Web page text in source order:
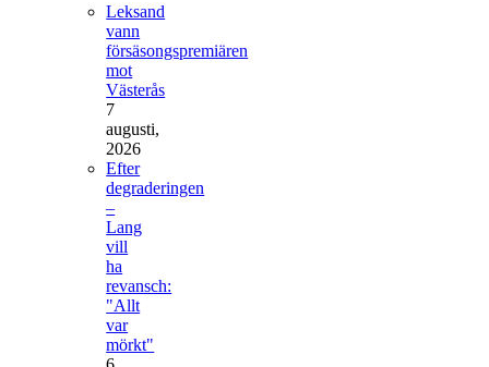
Leksand
vann
försäsongspremiären
mot
Västerås
7
augusti,
2026
Efter
degraderingen
–
Lang
vill
ha
revansch:
"Allt
var
mörkt"